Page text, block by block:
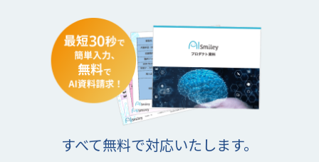
すべて無料で対応いたします。